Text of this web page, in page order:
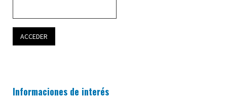
Informaciones de interés